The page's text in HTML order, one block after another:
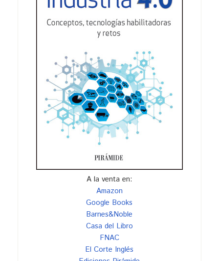
A la venta en:
Amazon
Google Books
Barnes&Noble
Casa del Libro
FNAC
El Corte Inglés